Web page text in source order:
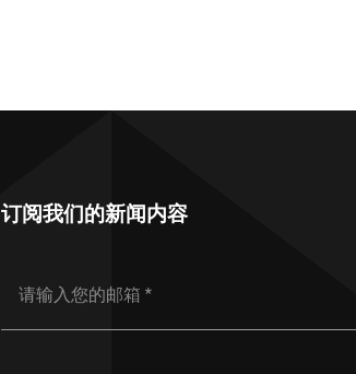
订阅我们的新闻内容